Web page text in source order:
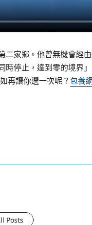
二家鄉。他曾無機會經
停止，達到零的境界
再讓你選一次呢？包養
Posts